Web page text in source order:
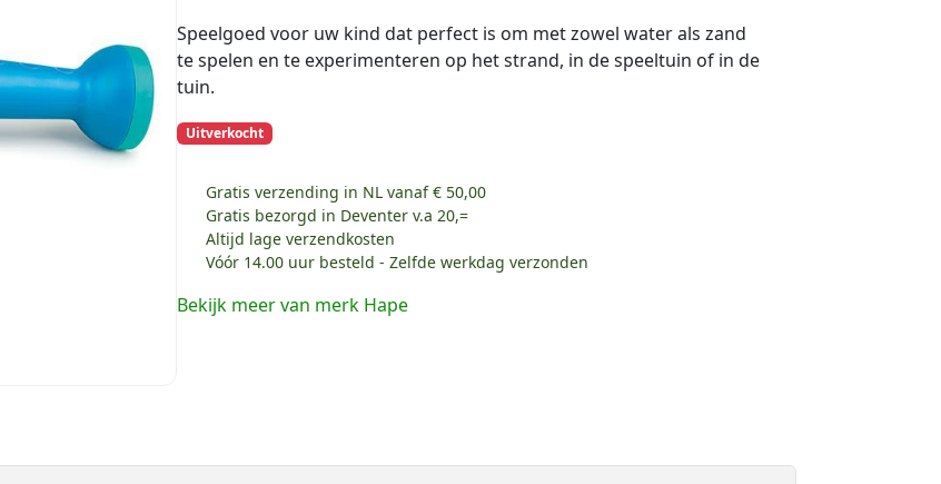
Speelgoed voor uw kind dat perfect is om met zowel water als zand
te spelen en te experimenteren op het strand, in de speeltuin of in de
tuin.
Uitverkocht
Gratis verzending in NL vanaf € 50,00
Gratis bezorgd in Deventer v.a 20,=
Altijd lage verzendkosten
Vóór 14.00 uur besteld - Zelfde werkdag verzonden
Bekijk meer van merk Hape